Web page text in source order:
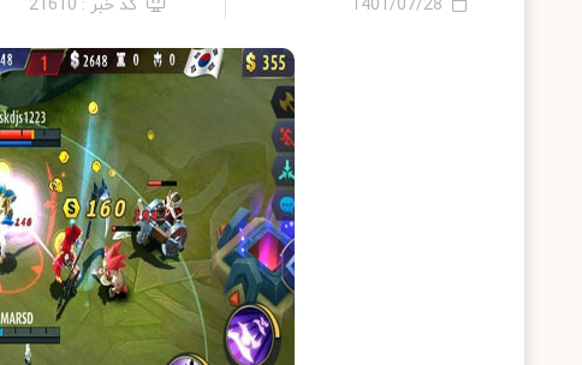
1401/07/28 کد خبر : 21610